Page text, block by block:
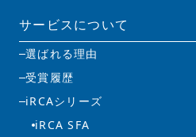
サービスについて
選ばれる理由
受賞履歴
iRCAシリーズ
iRCA SFA